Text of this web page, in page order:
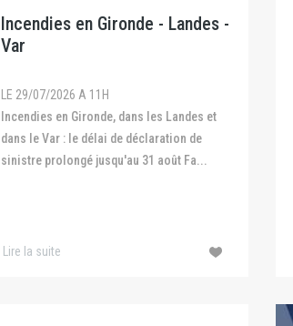
Incendies en Gironde - Landes -
Var
LE 29/07/2026 A 11H
dans le Var : le délai de déclaration de
sinistre prolongé jusqu'au 31 août Fa...
Lire la suite